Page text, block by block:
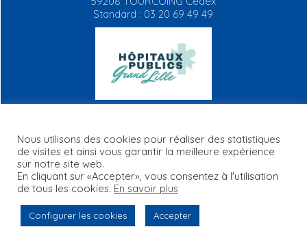
Standard : 03 20 69 49 49
Mentions légales Plan du site RGPD FAQ
Contact
Informations règlementaires
Nous utilisons des cookies pour réaliser des statistiques
de visites et ainsi vous garantir la meilleure expérience
sur notre site web.
En cliquant sur «Accepter», vous consentez à l'utilisation
de tous les cookies. En savoir plus
Configurer les cookies Accepter